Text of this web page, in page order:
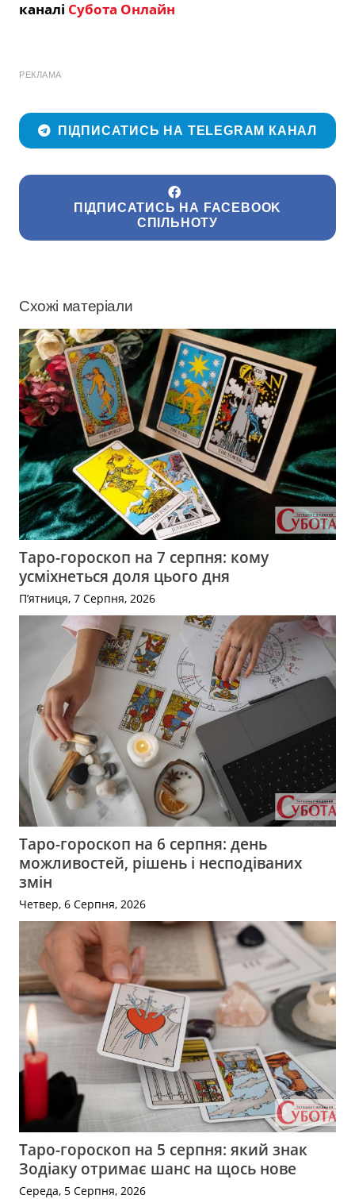
каналі Субота Онлайн
РЕКЛАМА
ПІДПИСАТИСЬ НА TELEGRAM КАНАЛ
ПІДПИСАТИСЬ НА FACEBOOK
СПІЛЬНОТУ
Схожі матеріали
Таро-гороскоп на 7 серпня: кому
усміхнеться доля цього дня
П’ятниця, 7 Серпня, 2026
Таро-гороскоп на 6 серпня: день
можливостей, рішень і несподіваних
змін
Четвер, 6 Серпня, 2026
Таро-гороскоп на 5 серпня: який знак
Зодіаку отримає шанс на щось нове
Середа, 5 Серпня, 2026